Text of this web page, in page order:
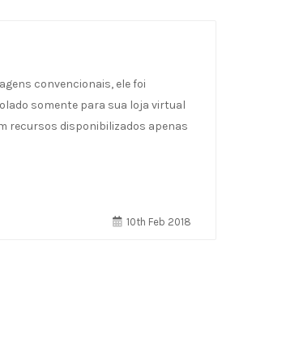
convencionais, ele foi
somente para sua loja virtual
recursos disponibilizados apenas
10th Feb 2018